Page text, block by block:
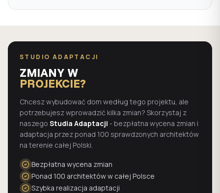
STUDIO ADAPTACJI
ZMIANY W
PROJEKCIE?
Chcesz wybudować dom według tego projektu, ale
potrzebujesz wprowadzić kilka zmian? Skorzystaj z
naszego Studia Adaptacji - bezpłatna wycena zmian i
adaptacja przez ponad 100 sprawdzonych architektów
na terenie całej Polski.
Bezpłatna wycena zmian
Ponad 100 architektów w całej Polsce
Szybka realizacja adaptacji